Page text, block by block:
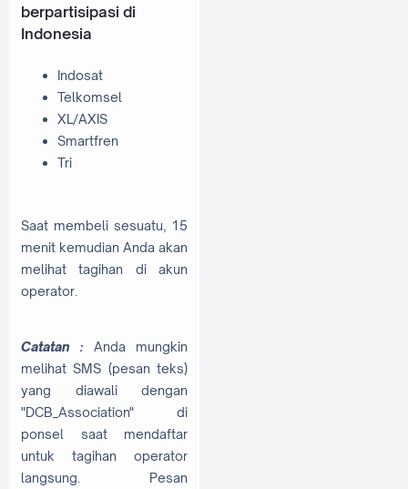
berpartisipasi di
Indonesia
Indosat
Telkomsel
XL/AXIS
Smartfren
Tri
Saat membeli sesuatu, 15
menit kemudian Anda akan
melihat tagihan di akun
operator.
Catatan : Anda mungkin
melihat SMS (pesan teks)
yang diawali dengan
"DCB_Association" di
ponsel saat mendaftar
untuk tagihan operator
langsung. Pesan